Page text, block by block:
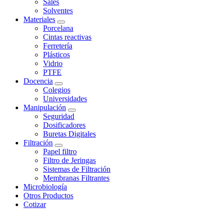
Sales
Solventes
Materiales
Porcelana
Cintas reactivas
Ferretería
Plásticos
Vidrio
PTFE
Docencia
Colegios
Universidades
Manipulación
Seguridad
Dosificadores
Buretas Digitales
Filtración
Papel filtro
Filtro de Jeringas
Sistemas de Filtración
Membranas Filtrantes
Microbiología
Otros Productos
Cotizar